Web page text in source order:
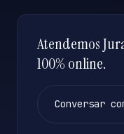
Atendemos
100% online.
Conversar